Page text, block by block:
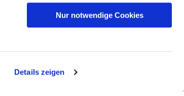
Details zeigen
Nur notwendige Cookies